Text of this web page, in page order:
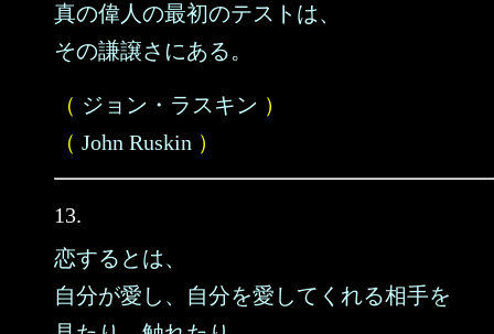
真の偉人の最初のテストは、
その謙譲さにある。
（ ジョン・ラスキン ）
（ John Ruskin ）
13.
恋するとは、
自分が愛し、自分を愛してくれる相手を